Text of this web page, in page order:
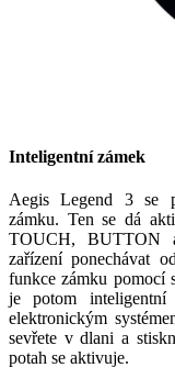
Inteligentní zámek
Aegis Legend 3 se
zámku. Ten se dá
TOUCH, BUTTON
zařízení ponechávat
funkce zámku pomocí
je potom
elektronickým
sevřete v dlani a
potah se aktivuje.